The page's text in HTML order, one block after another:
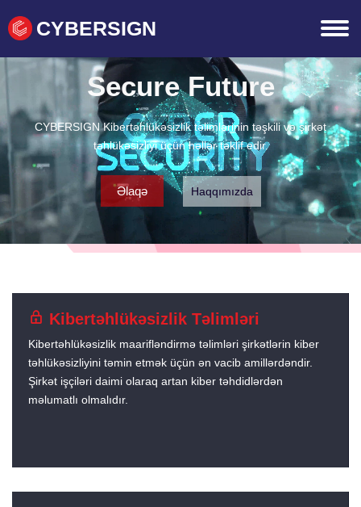
CYBERSIGN
Secure Future
CYBERSIGN Kibertəhlükəsizlik təlimlərinin təşkili və şirkət
təhlükəsizliyi üçün həllər təklif edir.
Əlaqə Haqqımızda
Kibertəhlükəsizlik Təlimləri
Kibertəhlükəsizlik maarifləndirmə təlimləri şirkətlərin kiber
təhlükəsizliyini təmin etmək üçün ən vacib amillərdəndir.
Şirkət işçiləri daimi olaraq artan kiber təhdidlərdən
məlumatlı olmalıdır.